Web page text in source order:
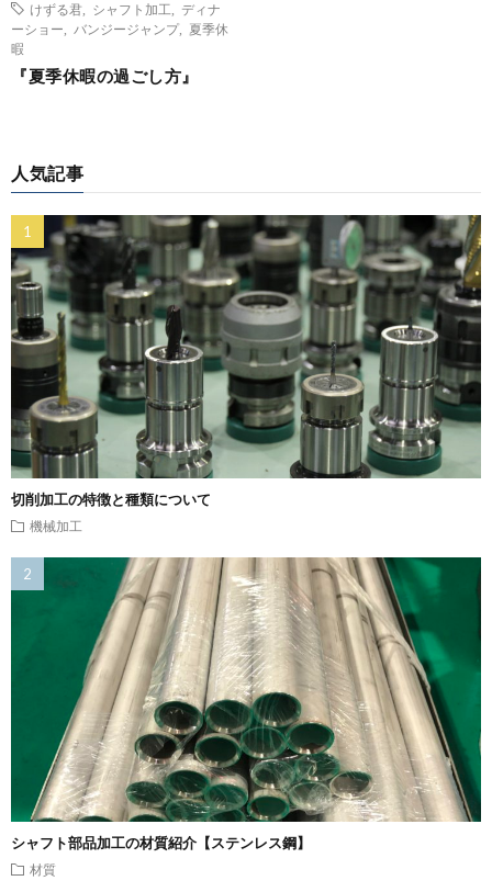
けずる君
シャフト加工
ディナ
ーショー
バンジージャンプ, 夏季休
暇
『夏季休暇の過ごし方』
人気記事
切削加工の特徴と種類について
機械加工
シャフト部品加工の材質紹介【ステンレス鋼】
材質